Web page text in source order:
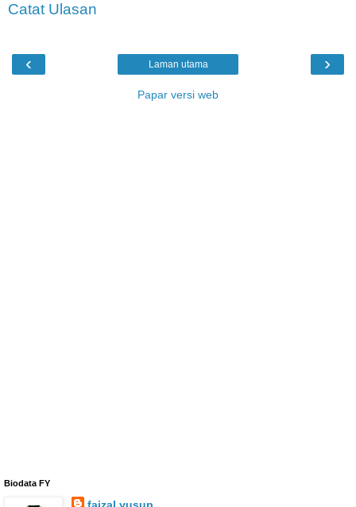
Catat Ulasan
‹ ›
Laman utama
Papar versi web
Biodata FY
faizal yusup